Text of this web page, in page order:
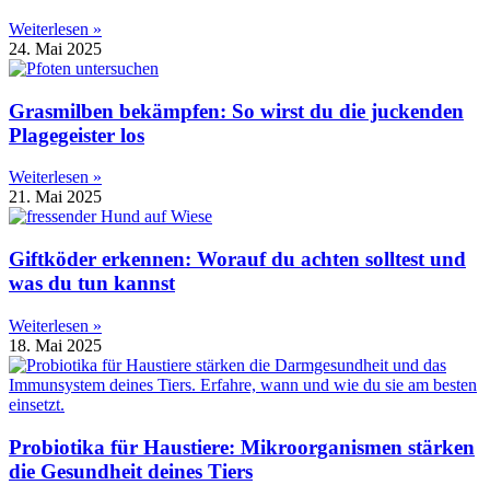
Weiterlesen »
24. Mai 2025
Grasmilben bekämpfen: So wirst du die juckenden
Plagegeister los
Weiterlesen »
21. Mai 2025
Giftköder erkennen: Worauf du achten solltest und
was du tun kannst
Weiterlesen »
18. Mai 2025
Probiotika für Haustiere: Mikroorganismen stärken
die Gesundheit deines Tiers